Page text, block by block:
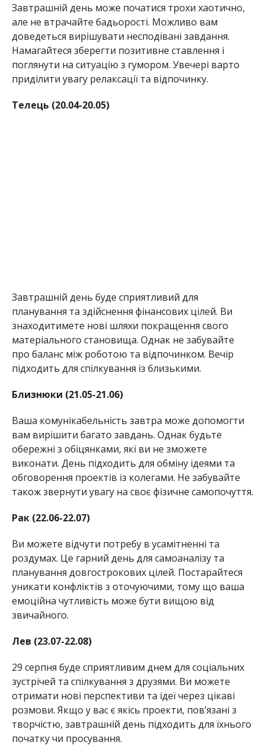
Завтрашній день може початися трохи хаотично,
але не втрачайте бадьорості. Можливо вам
доведеться вирішувати несподівані завдання.
Намагайтеся зберегти позитивне ставлення і
поглянути на ситуацію з гумором. Увечері варто
приділити увагу релаксації та відпочинку.
Телець (20.04-20.05)
Завтрашній день буде сприятливий для
планування та здійснення фінансових цілей. Ви
знаходитимете нові шляхи покращення свого
матеріального становища. Однак не забувайте
про баланс між роботою та відпочинком. Вечір
підходить для спілкування із близькими.
Близнюки (21.05-21.06)
Ваша комунікабельність завтра може допомогти
вам вирішити багато завдань. Однак будьте
обережні з обіцянками, які ви не зможете
виконати. День підходить для обміну ідеями та
обговорення проектів із колегами. Не забувайте
також звернути увагу на своє фізичне самопочуття.
Рак (22.06-22.07)
Ви можете відчути потребу в усамітненні та
роздумах. Це гарний день для самоаналізу та
планування довгострокових цілей. Постарайтеся
уникати конфліктів з оточуючими, тому що ваша
емоційна чутливість може бути вищою від
звичайного.
Лев (23.07-22.08)
29 серпня буде сприятливим днем для соціальних
зустрічей та спілкування з друзями. Ви можете
отримати нові перспективи та ідеї через цікаві
розмови. Якщо у вас є якісь проекти, пов’язані з
творчістю, завтрашній день підходить для їхнього
початку чи просування.